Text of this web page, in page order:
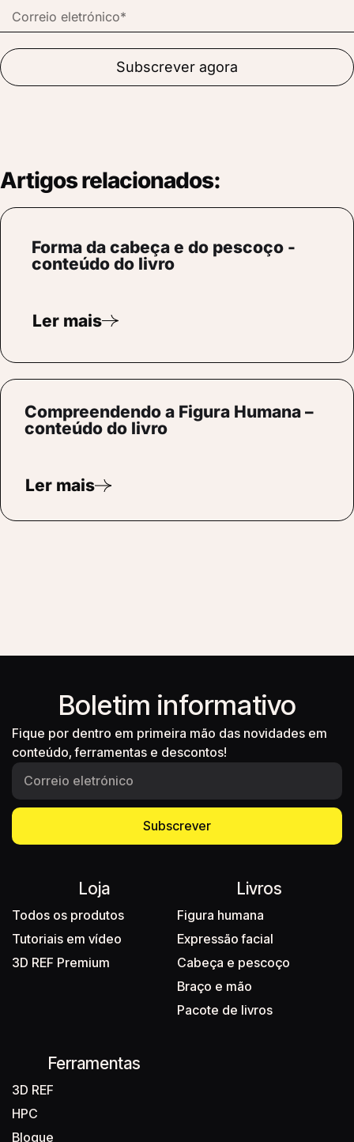
Subscrever agora
Artigos relacionados:
Forma da cabeça e do pescoço -
conteúdo do livro
Ler mais
Compreendendo a Figura Humana –
conteúdo do livro
Ler mais
Boletim informativo
Fique por dentro em primeira mão das novidades em
conteúdo, ferramentas e descontos!
Subscrever
Loja
Todos os produtos
Tutoriais em vídeo
3D REF Premium
Livros
Figura humana
Expressão facial
Cabeça e pescoço
Braço e mão
Pacote de livros
Ferramentas
3D REF
HPC
Blogue